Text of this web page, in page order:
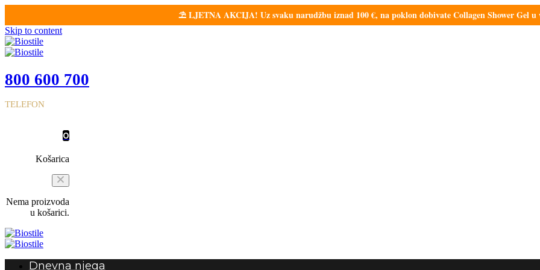
⛱️ LJETNA AKCIJA! Uz svaku narudžbu iznad 100 €, na poklon dobivate Collagen Shower Gel
Skip to content
800 600 700
TELEFON
0
Košarica
Nema proizvoda
u košarici.
Dnevna njega